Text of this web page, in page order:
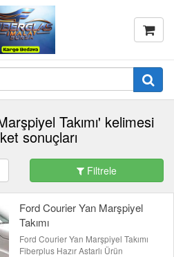
Takımı' kelimesi
sonuçları
Filtrele
Ford Courier Yan Marşpiyel
Takımı
Ford Courier Yan Marşpiyel Takımı
Fiberplus Hazır Astarlı Ürün